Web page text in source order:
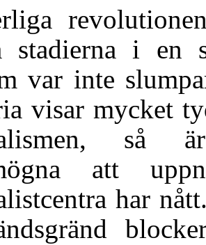
stadierna i en
var inte
visar mycket
så
att
har